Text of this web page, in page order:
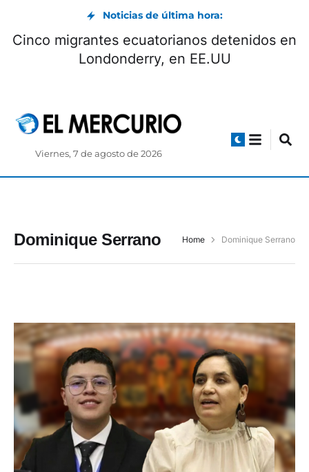
Noticias de última hora:
Cinco migrantes ecuatorianos detenidos en
Londonderry, en EE.UU
Viernes, 7 de agosto de 2026
Dominique Serrano Home Dominique Serrano